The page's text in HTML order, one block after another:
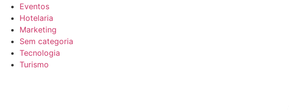
Eventos
Hotelaria
Marketing
Sem categoria
Tecnologia
Turismo